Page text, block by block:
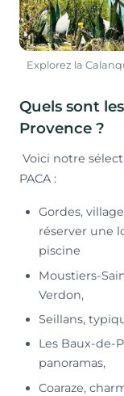
Explorez la
Quels sont
Provence ?
Voici notre
PACA :
Gordes,
réserver une
piscine
Moustiers-
Verdon,
Seillans,
Les Baux-de-
panoramas,
Coaraze,